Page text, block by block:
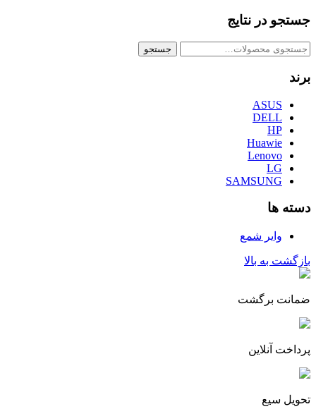
جستجو در نتایج
جستجو
جستجو
برند
ASUS
DELL
HP
Huawie
Lenovo
LG
SAMSUNG
دسته ها
وایر شمع
بازگشت به بالا
ضمانت برگشت
پرداخت آنلاین
تحویل سیع